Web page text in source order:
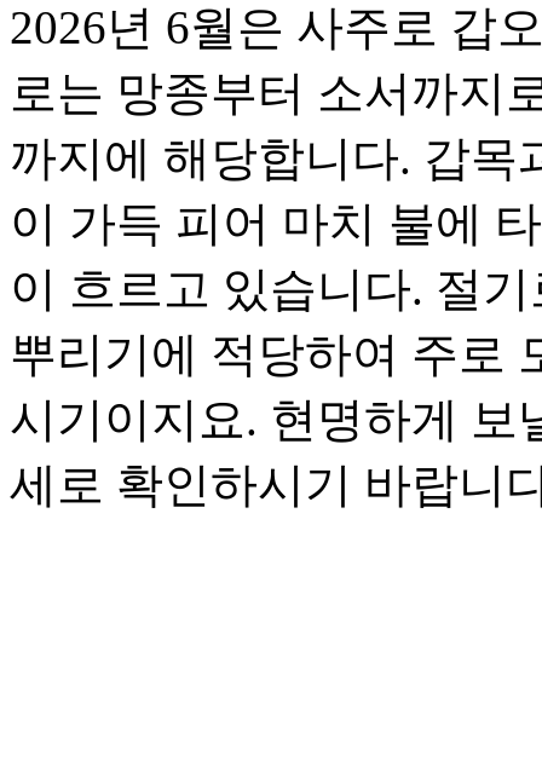
2026년 6월은 사주로 갑
로는 망종부터 소서까지
까지에 해당합니다. 갑목
이 가득 피어 마치 불에
이 흐르고 있습니다. 절
뿌리기에 적당하여 주로
시기이지요. 현명하게 보
세로 확인하시기 바랍니